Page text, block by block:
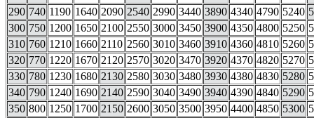
290 740 1190 1640 2090 2540 2990 3440 3890 4340 4790 5240
300 750 1200 1650 2100 2550 3000 3450 3900 4350 4800 5250
310 760 1210 1660 2110 2560 3010 3460 3910 4360 4810 5260
320 770 1220 1670 2120 2570 3020 3470 3920 4370 4820 5270
330 780 1230 1680 2130 2580 3030 3480 3930 4380 4830 5280
340 790 1240 1690 2140 2590 3040 3490 3940 4390 4840 5290
350 800 1250 1700 2150 2600 3050 3500 3950 4400 4850 5300